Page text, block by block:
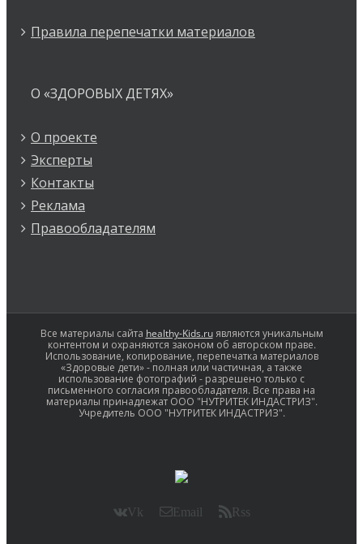
Правила перепечатки материалов
О «ЗДОРОВЫХ ДЕТЯХ»
О проекте
Эксперты
Контакты
Реклама
Правообладателям
Все материалы сайта healthy-Kids.ruявляются уникальным
контентом и охраняются законом об авторском праве.
Использование, копирование, перепечатка материалов
«Здоровые дети» - полная или частичная, а также
использование фотографий - разрешено только с
письменного согласия правообладателя. Все права на
материалы принадлежат ООО "НУТРИТЕК ИНДАСТРИЗ".
Учредитель ООО "НУТРИТЕК ИНДАСТРИЗ".
Vk Email Rss